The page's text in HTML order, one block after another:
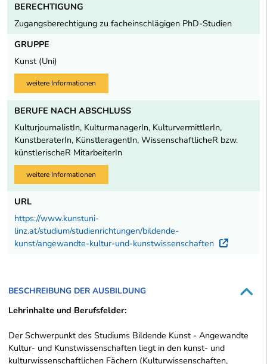
BERECHTIGUNG
Zugangsberechtigung zu facheinschlägigen PhD-Studien
GRUPPE
Kunst (Uni)
weitere Informationen
BERUFE NACH ABSCHLUSS
KulturjournalistIn, KulturmanagerIn, KulturvermittlerIn,
KunstberaterIn, KünstleragentIn, WissenschaftlicheR bzw.
künstlerischeR MitarbeiterIn
weitere Informationen
URL
https://www.kunstuni-
linz.at/studium/studienrichtungen/bildende-
kunst/angewandte-kultur-und-kunstwissenschaften
BESCHREIBUNG DER AUSBILDUNG
Lehrinhalte und Berufsfelder:
Der Schwerpunkt des Studiums Bildende Kunst - Angewandte
Kultur- und Kunstwissenschaften liegt in den kunst- und
kulturwissenschaftlichen Fächern (Kulturwissenschaften,